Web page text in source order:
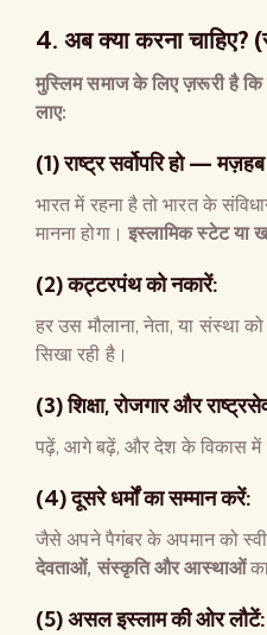
4. अब क्या करना चाहिए? (
मुस्लिम समाज के लिए ज़रूरी है
लाए:
(1)राष्ट्र सर्वोपरि हो—मज़हब
भारत में रहना है तो भारत के
मानना होगा। इस्लामिक स्टेट या
(2)कट्टरपंथ को नकारें:
हर उस मौलाना, नेता, या संस्था
सिखा रही है।
(3)शिक्षा,रोजगार और
पढ़ें, आगे बढ़ें, और देश के विकास में
(4)दूसरे धर्मों का सम्मान करें:
जैसे अपने पैगंबर के अपमान को
देवताओं, संस्कृति और आस्थाओं
(5)असल इस्लाम की ओर लौटें: